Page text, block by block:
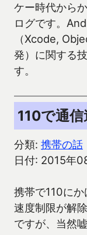
ケー時代から
ログです。
（Xcode,
発）に関する
す。
110で通
分類: 携帯の話
日付: 2015年
携帯で110にか
速度制限が解
ですが、当然